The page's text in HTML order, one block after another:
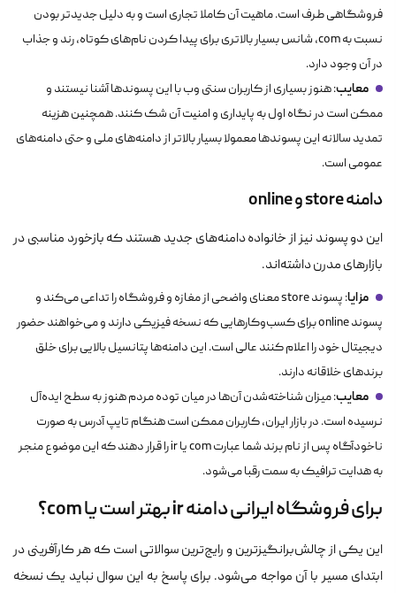
فروشگاهی طرف است. ماهیت آن کاملا تجاری است و به دلیل جدیدتر بودن
نسبت به com، شانس بسیار بالاتری برای پیدا کردن نام‌های کوتاه، رند و جذاب
در آن وجود دارد.
معایب: هنوز بسیاری از کاربران سنتی وب با این پسوندها آشنا نیستند و
ممکن است در نگاه اول به پایداری و امنیت آن شک کنند. همچنین هزینه
تمدید سالانه این پسوندها معمولا بسیار بالاتر از دامنه‌های ملی و حتی دامنه‌های
عمومی است.
دامنه store و online
این دو پسوند نیز از خانواده دامنه‌های جدید هستند که بازخورد مناسبی در
بازارهای مدرن داشته‌اند.
مزایا
: پسوند store معنای واضحی از مغازه و فروشگاه را تداعی می‌کند و
پسوند online برای کسب‌وکارهایی که نسخه فیزیکی دارند و می‌خواهند حضور
دیجیتال خود را اعلام کنند عالی است. این دامنه‌ها پتانسیل بالایی برای خلق
برندهای خلاقانه دارند.
معایب: میزان شناخته‌شدن آن‌ها در میان توده مردم هنوز به سطح ایده‌آل
نرسیده است. در بازار ایران، کاربران ممکن است هنگام تایپ آدرس به صورت
ناخودآگاه پس از نام برند شما عبارت com یا ir را قرار دهند که این موضوع منجر
به هدایت ترافیک به سمت رقبا می‌شود.
برای فروشگاه ایرانی دامنه ir بهتر است یا com؟
این یکی از چالش‌برانگیزترین و رایج‌ترین سوالاتی است که هر کارآفرینی در
ابتدای مسیر با آن مواجه می‌شود. برای پاسخ به این سوال نباید یک نسخه